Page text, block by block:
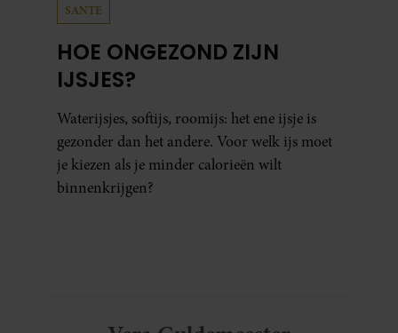
SANTE
HOE ONGEZOND ZIJN
IJSJES?
Waterijsjes, softijs, roomijs: het ene ijsje is
gezonder dan het andere. Voor welk ijs moet
je kiezen als je minder calorieën wilt
binnenkrijgen?